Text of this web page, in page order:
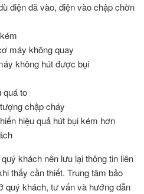
điện đã vào, điện vào chập chờn
máy không quay
không hút được bụi
quá to
chập cháy
hiệu quả hút bụi kém hơn
khách nên lưu lại thông tin liên
thấy cần thiết. Trung tâm bảo
quý khách, tư vấn và hướng dẫn